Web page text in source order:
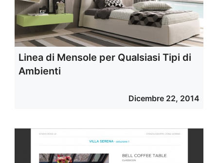
Linea di Mensole per Qualsiasi Tipi di
Ambienti
Dicembre 22, 2014